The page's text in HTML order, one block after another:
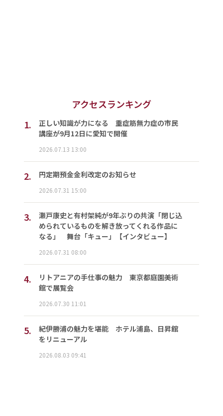
アクセスランキング
1.
正しい知識が力になる 重症筋無力症の市民
講座が9月12日に愛知で開催
2026.07.13 13:00
2. 円定期預金金利改定のお知らせ
2026.07.31 15:00
3.
瀬戸康史と有村架純が9年ぶりの共演「閉じ込
められているものを解き放ってくれる作品に
なる」 舞台「キュー」【インタビュー】
2026.07.31 08:00
4.
リトアニアの手仕事の魅力 東京都庭園美術
館で展覧会
2026.07.30 11:01
5.
紀伊勝浦の魅力を堪能 ホテル浦島、日昇館
をリニューアル
2026.08.03 09:41